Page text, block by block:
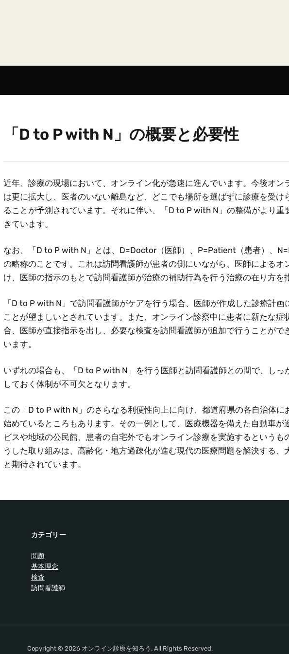
「D to P with N」の概要と必要性
近年、診療の現場において、オンライン化が急速に進んでいます。今後オン
は更に拡大し、医者のいない離島など、どこでも場所を選ばずに診療を受け
ることが予測されています。それに伴い、「D to P with N」の整備がより重
きています。
なお、「D to P with N」とは、D=Doctor（医師）、P=Patient（患者）、
の略称のことです。これは訪問看護師が患者の側にいながら、医師によるオ
け、医師の指示のもとで訪問看護師が治療の補助行為を行う治療の在り方を
「D to P with N」で訪問看護師がケアを行う場合、医師が作成した診療計画
ことが望ましいとされています。また、オンライン診察中に患者に新たな症
合、医師が直接指示を出し、必要な検査を訪問看護師が追加で行うことがで
います。
いずれの場合も、「D to P with N」を行う医師と訪問看護師との間で、しっ
しておく体制が不可欠となります。
この「D to P with N」のさらなる利便性向上に向け、都道府県の各自治体に
始めているところもあります。その一例として、医療機器を備えた自動車が
ビスや地域の公民館、患者の自宅外でもオンライン診療を実施するというも
うした取り組みは、高齢化・地方過疎化が進む現代の医療問題を解決する、
と期待されています。
カテゴリー
問題
基本理念
検査
訪問看護師
Copyright © 2026 オンライン診療を知ろう. All Rights Reserved.